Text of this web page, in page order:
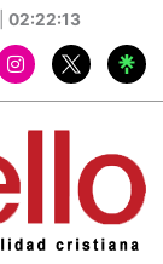
02:22:15
I
n
r
a
m